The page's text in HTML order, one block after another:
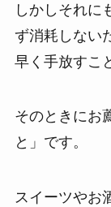
しかしそれに
ず消耗しない
早く手放すこ
そのときにお
と」です。
スイーツやお